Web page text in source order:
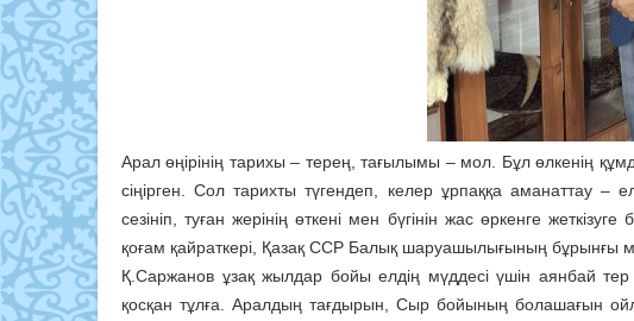
Арал өңірінің тарихы – терең, тағылымы – мол. Бұл өлкенің
сіңірген. Сол тарихты түгендеп, келер ұрпаққа аманаттау
сезініп, туған жерінің өткені мен бүгінін жас өркенге
қоғам қайраткері, Қазақ ССР Балық шаруашылығының бұрынғы
Қ.Саржанов ұзақ жылдар бойы елдің мүддесі үшін аянбай
қосқан тұлға. Аралдың тағдырын, Сыр бойының болашағын